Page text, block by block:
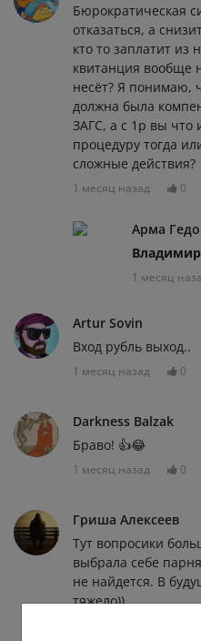
Бюрократическая
отказаться, а
кто то заплатит из
квитанция вообще
несёт? Я понимаю,
должна была
ЗАГС, а с 1р вы что
процедуру тогда
сложные действия?
1 месяц назад 0
Арма
Владимир
1 месяц
Artur Sovin
Вход рубль выход..
1 месяц назад 0
Darkness Balzak
Браво! 👍😂
1 месяц назад 0
Гриша Алексеев
Тут вопросики
выбрала себе
не найдется. В
тяжело)).